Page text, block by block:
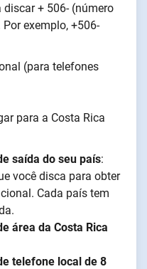
+ 506- (número
exemplo, +506-
(para telefones
para a Costa Rica
saída do seu país:
você disca para obter
Cada país tem
área da Costa Rica
telefone local de 8